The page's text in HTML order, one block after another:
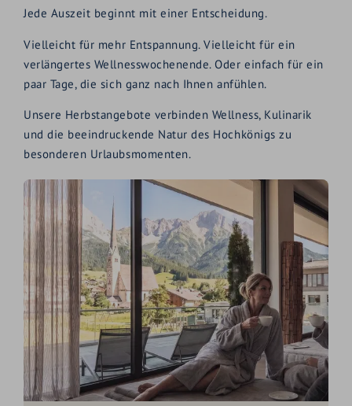
Jede Auszeit beginnt mit einer Entscheidung.
Vielleicht für mehr Entspannung. Vielleicht für ein
verlängertes Wellnesswochenende. Oder einfach für ein
paar Tage, die sich ganz nach Ihnen anfühlen.
Unsere Herbstangebote verbinden Wellness, Kulinarik
und die beeindruckende Natur des Hochkönigs zu
besonderen Urlaubsmomenten.